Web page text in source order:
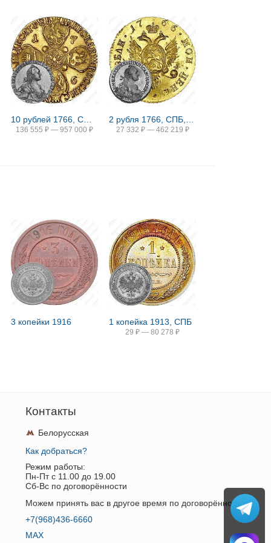
136 555 ₽ — 957 000 ₽ 27 332 ₽ — 462 219 ₽
3 копейки 1916 1 копейка 1913, СПБ
29 ₽ — 80 278 ₽
Контакты
Белорусская
Как добраться?
Режим работы:
Пн-Пт c 11.00 до 19.00
Сб-Вс по договорённости
Можем принять вас в другое время по договорённости.
+7(968)436-6660
MAX